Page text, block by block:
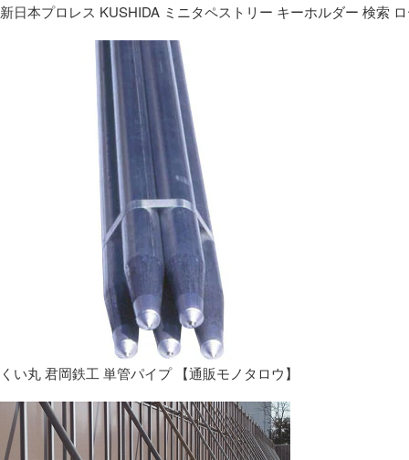
新日本プロレス KUSHIDA ミニタペストリー キーホルダー 検索
くい丸 君岡鉄工 単管パイプ 【通販モノタロウ】